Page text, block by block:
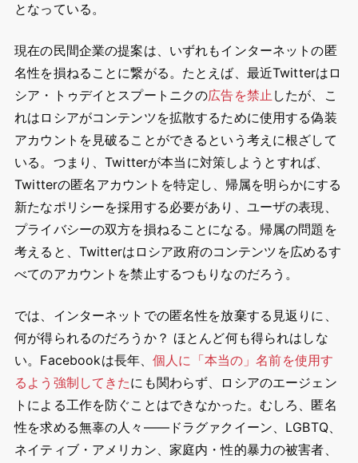
となっている。
現在の民間企業の提案は、いずれもインターネットの匿
名性を損ねることに繋がる。たとえば、最近Twitterはロ
シア・トゥデイとスプートニクの広告を禁止 したが、こ
れはロシアがコンテンツを拡散するために使用する偽装
アカウントを見破ることができるという考えに根ざして
いる。つまり、Twitterが本当に対策しようとすれば、
Twitterの匿名アカウントを特定し、帰属を明らかにする
新たなポリシーを採用する必要があり、ユーザの表現、
プライバシーの双方を損ねることになる。帰属の問題を
考えると、Twitterはロシア政府のコンテンツを広めるす
べてのアカウントを禁止するつもりなのだろう。
では、インターネットでの匿名性を放棄する見返りに、
何が得られるのだろうか？ ほとんど何も得られはしな
い。Facebookは長年、個人に「本当の」名前を使用す
るよう強制してきたにも関わらず、ロシアのエージェン
トによる工作を防ぐことはできなかった。むしろ、匿名
性を求める無辜の人々――ドラグァクイーン、LGBTQ、
ネイティブ・アメリカン、家庭内・性的暴力の被害者、